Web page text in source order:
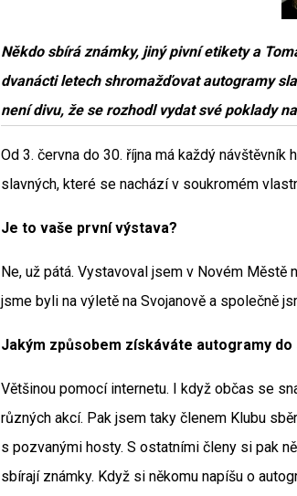
Někdo sbírá známky, jiný pivní etikety a
dvanácti letech shromažďovat autogramy
není divu, že se rozhodl vydat své poklady
Od 3. června do 30. října má každý
slavných, které se nachází v soukromém
Je to vaše první výstava?
Ne, už pátá. Vystavoval jsem v Novém Městě
jsme byli na výletě na Svojanově a společně
Jakým způsobem získáváte autogramy do
Většinou pomocí internetu. I když občas se
různých akcí. Pak jsem taky členem Klubu
s pozvanými hosty. S ostatními členy si pak
sbírají známky. Když si někomu napíšu o